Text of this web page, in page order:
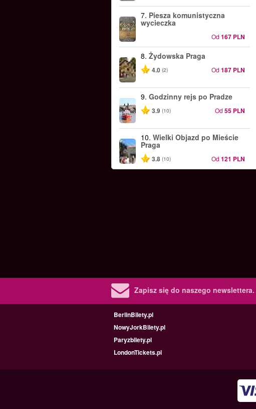
7. Piesza komunistyczna
wycieczka
Od 167 PLN
8. Żydowska Praga
4.0 (2) Od 187 PLN
9. Godzinny rejs po Pradze
3.9 (10) Od 55 PLN
10. Wielki Objazd po Mieście
Praga
3.8 (10) Od 121 PLN
Zapisz się do naszego newslettera.
BerlinBilety.pl
NowyJorkBilety.pl
Paryzbilety.pl
LondonTickets.pl